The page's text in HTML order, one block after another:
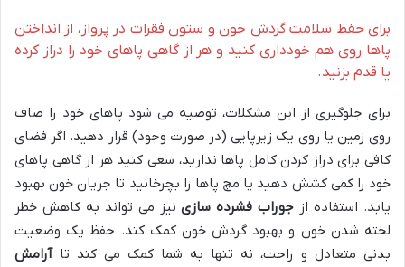
برای حفظ سلامت گردش خون و ستون فقرات در پرواز، از انداختن
پاها روی هم خودداری کنید و هر از گاهی پاهای خود را دراز کرده
یا قدم بزنید.
برای جلوگیری از این مشکلات، توصیه می شود پاهای خود را صاف
روی زمین یا روی یک زیرپایی (در صورت وجود) قرار دهید. اگر فضای
کافی برای دراز کردن کامل پاها ندارید، سعی کنید هر از گاهی پاهای
خود را کمی کشش دهید یا مچ پاها را بچرخانید تا جریان خون بهبود
یابد. استفاده از جوراب فشرده سازینیز می تواند به کاهش خطر
لخته شدن خون و بهبود گردش خون کمک کند. حفظ یک وضعیت
بدنی متعادل و راحت، نه تنها به شما کمک می کند تاآرامش